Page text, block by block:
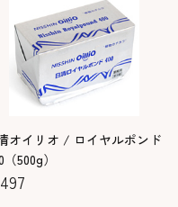
オイリオ / ロイヤルポンド
500g）